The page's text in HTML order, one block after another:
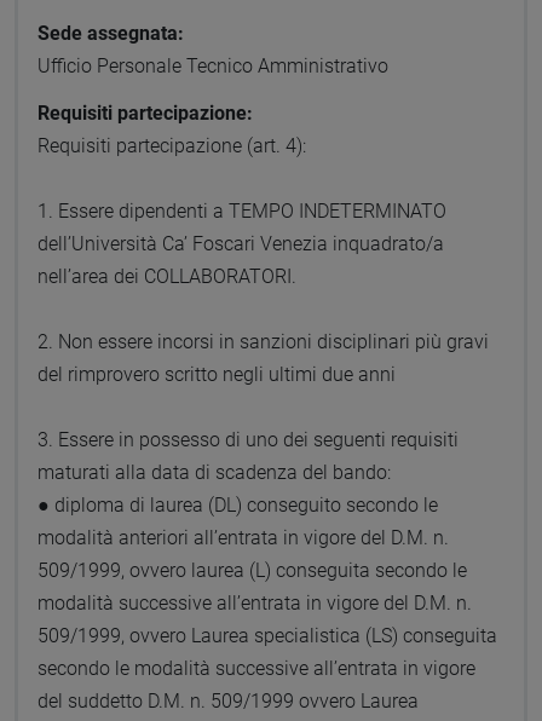
Sede assegnata:
Ufficio Personale Tecnico Amministrativo
Requisiti partecipazione:
Requisiti partecipazione (art. 4):
1. Essere dipendenti a TEMPO INDETERMINATO
dell’Università Ca’ Foscari Venezia inquadrato/a
nell’area dei COLLABORATORI.
2. Non essere incorsi in sanzioni disciplinari più gravi
del rimprovero scritto negli ultimi due anni
3. Essere in possesso di uno dei seguenti requisiti
maturati alla data di scadenza del bando:
● diploma di laurea (DL) conseguito secondo le
modalità anteriori all’entrata in vigore del D.M. n.
509/1999, ovvero laurea (L) conseguita secondo le
modalità successive all’entrata in vigore del D.M. n.
509/1999, ovvero Laurea specialistica (LS) conseguita
secondo le modalità successive all’entrata in vigore
del suddetto D.M. n. 509/1999 ovvero Laurea